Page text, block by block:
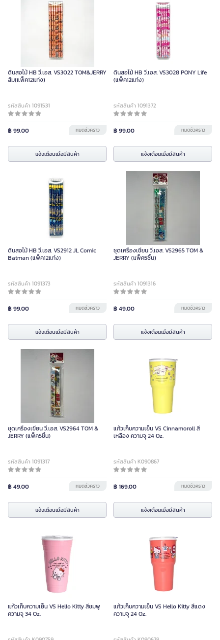
ดินสอไม้ HB วี.เอส. VS3022 TOM&JERRY
ส้ม(แพ็ค12แท่ง)
รหัสสินค้า 1091531
฿ 99.00 หมดชั่วคราว
แจ้งเตือนเมื่อมีสินค้า
ดินสอไม้ HB วี.เอส. VS3028 PONY Life
(แพ็ค12แท่ง)
รหัสสินค้า 1091372
฿ 99.00 หมดชั่วคราว
แจ้งเตือนเมื่อมีสินค้า
ดินสอไม้ HB วี.เอส. VS2912 JL Comic
Batman (แพ็ค12แท่ง)
รหัสสินค้า 1091373
฿ 99.00 หมดชั่วคราว
แจ้งเตือนเมื่อมีสินค้า
ชุดเครื่องเขียน วี.เอส. VS2965 TOM &
JERRY (แพ็ค5ชิ้น)
รหัสสินค้า 1091316
฿ 49.00 หมดชั่วคราว
แจ้งเตือนเมื่อมีสินค้า
ชุดเครื่องเขียน วี.เอส. VS2964 TOM &
JERRY (แพ็ค5ชิ้น)
รหัสสินค้า 1091317
฿ 49.00 หมดชั่วคราว
แจ้งเตือนเมื่อมีสินค้า
แก้วเก็บความเย็น VS Cinnamoroll สี
เหลือง ความจุ 24 Oz.
รหัสสินค้า K090867
฿ 169.00 หมดชั่วคราว
แจ้งเตือนเมื่อมีสินค้า
แก้วเก็บความเย็น VS Hello Kitty สีชมพู
ความจุ 34 Oz.
แก้วเก็บความเย็น VS Hello Kitty สีแดง
ความจุ 24 Oz.